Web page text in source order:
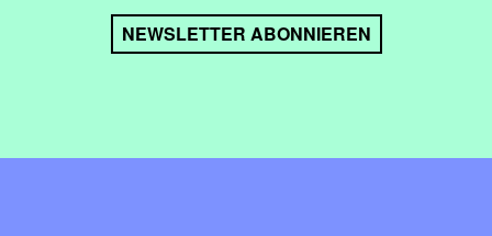
NEWSLETTER ABONNIEREN